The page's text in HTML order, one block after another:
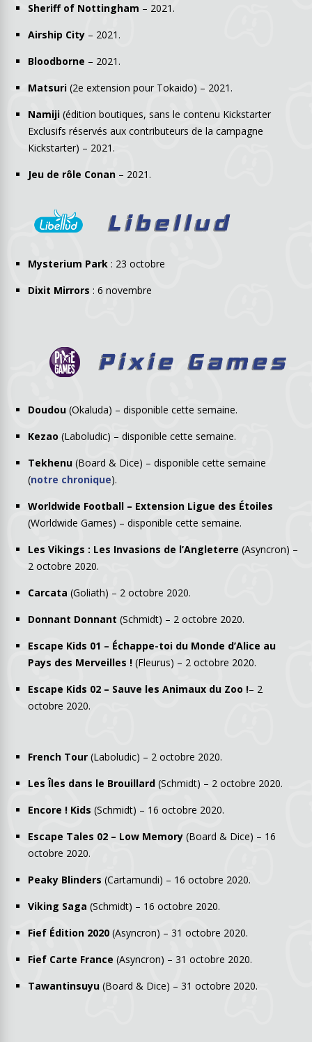
Sheriff of Nottingham – 2021.
Airship City – 2021.
Bloodborne – 2021.
Matsuri (2e extension pour Tokaido) – 2021.
Namiji (édition boutiques, sans le contenu Kickstarter
Exclusifs réservés aux contributeurs de la campagne
Kickstarter) – 2021.
Jeu de rôle Conan – 2021.
Mysterium Park : 23 octobre
Dixit Mirrors : 6 novembre
Doudou (Okaluda) – disponible cette semaine.
Kezao (Laboludic) – disponible cette semaine.
Tekhenu (Board & Dice) – disponible cette semaine
(notre chronique).
Worldwide Football – Extension Ligue des Étoiles
(Worldwide Games) – disponible cette semaine.
Les Vikings : Les Invasions de l’Angleterre (Asyncron) –
2 octobre 2020.
Carcata (Goliath) – 2 octobre 2020.
Donnant Donnant (Schmidt) – 2 octobre 2020.
Escape Kids 01 – Échappe-toi du Monde d’Alice au
Pays des Merveilles ! (Fleurus) – 2 octobre 2020.
Escape Kids 02 – Sauve les Animaux du Zoo !– 2
octobre 2020.
French Tour (Laboludic) – 2 octobre 2020.
Les Îles dans le Brouillard (Schmidt) – 2 octobre 2020.
Encore ! Kids (Schmidt) – 16 octobre 2020.
Escape Tales 02 – Low Memory (Board & Dice) – 16
octobre 2020.
Peaky Blinders (Cartamundi) – 16 octobre 2020.
Viking Saga (Schmidt) – 16 octobre 2020.
Fief Édition 2020 (Asyncron) – 31 octobre 2020.
Fief Carte France (Asyncron) – 31 octobre 2020.
Tawantinsuyu (Board & Dice) – 31 octobre 2020.